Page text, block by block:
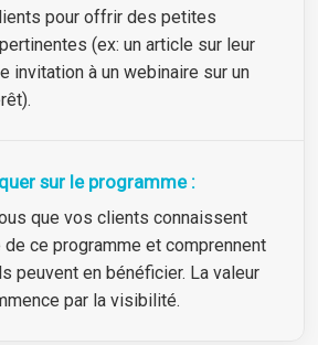
pour offrir des petites
(ex: un article sur leur
invitation à un webinaire sur un
sur le programme :
que vos clients connaissent
de ce programme et comprennent
peuvent en bénéficier. La valeur
par la visibilité.